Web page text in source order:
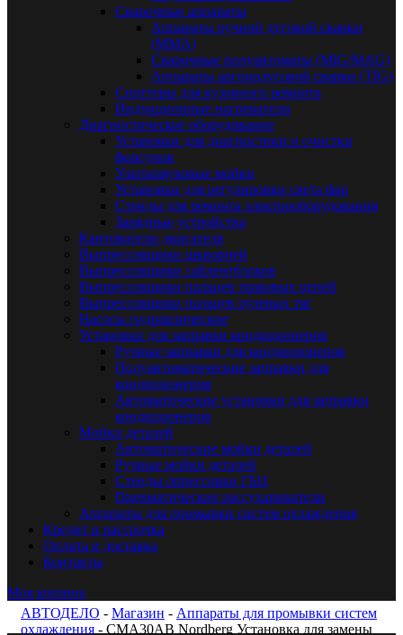
Сварочные аппараты
Аппараты ручной дуговой сварки
(MMA)
Сварочные полуавтоматы (MIG/MAG)
Аппараты аргонодуговой сварки (TIG)
Споттеры для кузовного ремонта
Индукционные нагреватели
Диагностическое оборудование
Установки для диагностики и очистки
форсунок
Ультразвуковые мойки
Установки для регулировки света фар
Стенды для ремонта электрооборудования
Зарядные устройства
Кантователи двигателя
Выпрессовщики шкворней
Выпрессовщики сайлентблоков
Выпрессовщики пальцев траковых цепей
Выпрессовщики пальцев рулевых тяг
Насосы гидравлические
Установки для заправки кондиционеров
Ручные заправки для кондиционеров
Полуавтоматические заправки для
кондиционеров
Автоматические установки для заправки
кондиционеров
Мойки деталей
Автоматические мойки деталей
Ручные мойки деталей
Стенды опрессовки ГБЦ
Пневматические рассухариватели
Аппараты для промывки систем охлаждения
Кредит и рассрочка
Оплата и доставка
Контакты
Моя корзина
АВТОДЕЛО - Магазин - Аппараты для промывки систем
охлаждения - CMA30AB Nordberg Установка для замены